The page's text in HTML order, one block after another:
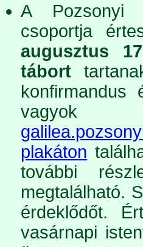
A Pozsonyi
csoportja
augusztus
tábort
plakáton
további
megtalálható.
érdeklődőt.
vasárnapi